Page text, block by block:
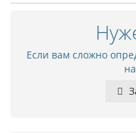
Если вам сложно